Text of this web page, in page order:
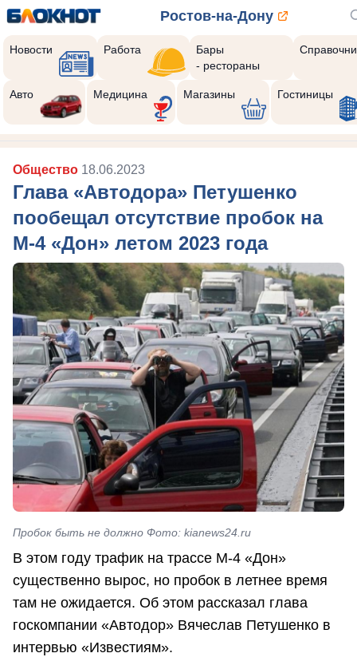
Ростов-на-Дону
Новости Работа
Бары
- рестораны
Авто Медицина Магазины Гостиницы
Общество 18.06.2023
Глава «Автодора» Петушенко
пообещал отсутствие пробок на
М-4 «Дон» летом 2023 года
Пробок быть не должно Фото: kianews24.ru
В этом году трафик на трассе М-4 «Дон»
существенно вырос, но пробок в летнее время
там не ожидается. Об этом рассказал глава
госкомпании «Автодор» Вячеслав Петушенко в
интервью «Известиям».
10
Реклама закроется через: